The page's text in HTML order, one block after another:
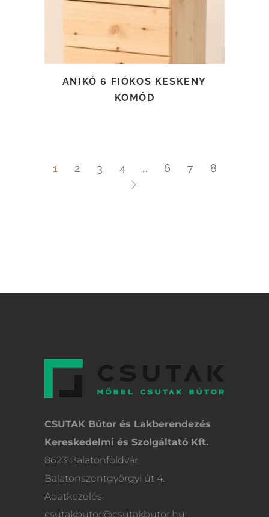
ANIKÓ 6 FIÓKOS KESKENY
KOMÓD
1 2 3 4 … 6 7 8
CSUTAK Bútor és Lakberendezés
Kereskedelmi és Szolgáltató Kft.
8623 Balatonföldvár,
Balatonszentgyörgyi út 4.
Adatkezelés:
csutakbutor@csutakbutor.hu